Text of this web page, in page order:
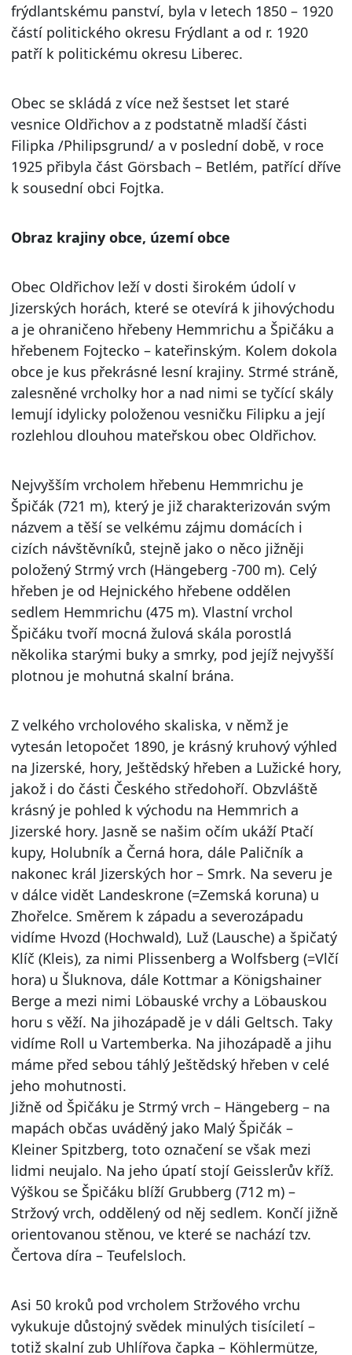
frýdlantskému panství, byla v letech 1850 – 1920
částí politického okresu Frýdlant a od r. 1920
patří k politickému okresu Liberec.
Obec se skládá z více než šestset let staré
vesnice Oldřichov a z podstatně mladší části
Filipka /Philipsgrund/ a v poslední době, v roce
1925 přibyla část Görsbach – Betlém, patřící dříve
k sousední obci Fojtka.
Obraz krajiny obce, území obce
Obec Oldřichov leží v dosti širokém údolí v
Jizerských horách, které se otevírá k jihovýchodu
a je ohraničeno hřebeny Hemmrichu a Špičáku a
hřebenem Fojtecko – kateřinským. Kolem dokola
obce je kus překrásné lesní krajiny. Strmé stráně,
zalesněné vrcholky hor a nad nimi se tyčící skály
lemují idylicky položenou vesničku Filipku a její
rozlehlou dlouhou mateřskou obec Oldřichov.
Nejvyšším vrcholem hřebenu Hemmrichu je
Špičák (721 m), který je již charakterizován svým
názvem a těší se velkému zájmu domácích i
cizích návštěvníků, stejně jako o něco jižněji
položený Strmý vrch (Hängeberg -700 m). Celý
hřeben je od Hejnického hřebene oddělen
sedlem Hemmrichu (475 m). Vlastní vrchol
Špičáku tvoří mocná žulová skála porostlá
několika starými buky a smrky, pod jejíž nejvyšší
plotnou je mohutná skalní brána.
Z velkého vrcholového skaliska, v němž je
vytesán letopočet 1890, je krásný kruhový výhled
na Jizerské, hory, Ještědský hřeben a Lužické hory,
jakož i do části Českého středohoří. Obzvláště
krásný je pohled k východu na Hemmrich a
Jizerské hory. Jasně se našim očím ukáží Ptačí
kupy, Holubník a Černá hora, dále Paličník a
nakonec král Jizerských hor – Smrk. Na severu je
v dálce vidět Landeskrone (=Zemská koruna) u
Zhořelce. Směrem k západu a severozápadu
vidíme Hvozd (Hochwald), Luž (Lausche) a špičatý
Klíč (Kleis), za nimi Plissenberg a Wolfsberg (=Vlčí
hora) u Šluknova, dále Kottmar a Königshainer
Berge a mezi nimi Löbauské vrchy a Löbauskou
horu s věží. Na jihozápadě je v dáli Geltsch. Taky
vidíme Roll u Vartemberka. Na jihozápadě a jihu
máme před sebou táhlý Ještědský hřeben v celé
jeho mohutnosti.
Jižně od Špičáku je Strmý vrch – Hängeberg – na
mapách občas uváděný jako Malý Špičák –
Kleiner Spitzberg, toto označení se však mezi
lidmi neujalo. Na jeho úpatí stojí Geisslerův kříž.
Výškou se Špičáku blíží Grubberg (712 m) –
Stržový vrch, oddělený od něj sedlem. Končí jižně
orientovanou stěnou, ve které se nachází tzv.
Čertova díra – Teufelsloch.
Asi 50 kroků pod vrcholem Stržového vrchu
vykukuje důstojný svědek minulých tisíciletí –
totiž skalní zub Uhlířova čapka – Köhlermütze,